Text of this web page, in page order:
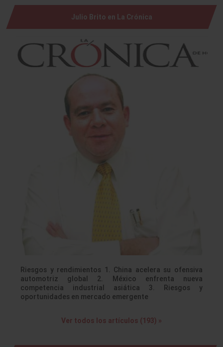
Julio Brito en La Crónica
Riesgos y rendimientos 1. China acelera su ofensiva
automotriz global 2. México enfrenta nueva
competencia industrial asiática 3. Riesgos y
oportunidades en mercado emergente
Ver todos los artículos (193) »